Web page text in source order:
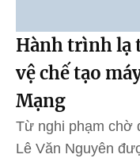
Hành trình lạ
vệ chế tạo
Mạng
Từ nghi phạm chờ
Lê Văn Nguyên